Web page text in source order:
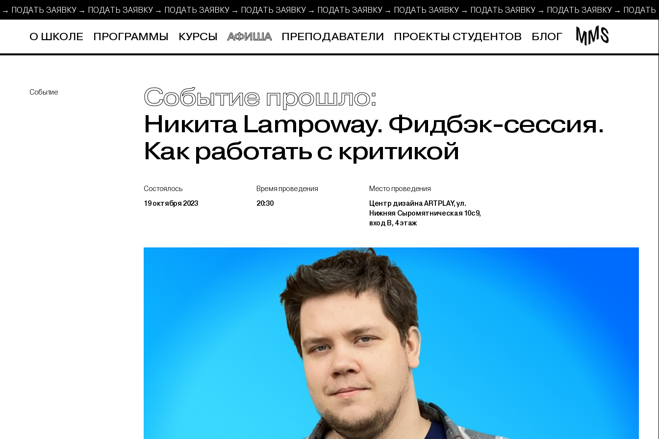
→ ПОДАТЬ ЗАЯВКУ →ПОДАТЬ ЗАЯВКУ → ПОДАТЬ ЗАЯВКУ → ПОДАТЬ ЗАЯВКУ → ПОДАТЬ ЗАЯВКУ →ПОДАТЬ ЗАЯВКУ → ПОДАТЬ ЗАЯВКУ → ПОДАТЬ ЗАЯВКУ →
О ШКОЛЕ ПРОГРАММЫ КУРСЫ АФИША ПРЕПОДАВАТЕЛИ ПРОЕКТЫ СТУДЕНТОВ БЛОГ
Событие
Событие прошло:
Никита Lampoway. Фидбэк-сессия.
Как работать с критикой
Состоялось
19 октября 2023
Время проведения
20:30
Место проведения
Центр дизайна ARTPLAY, ул.
Нижняя Сыромятническая 10с9,
вход В, 4 этаж